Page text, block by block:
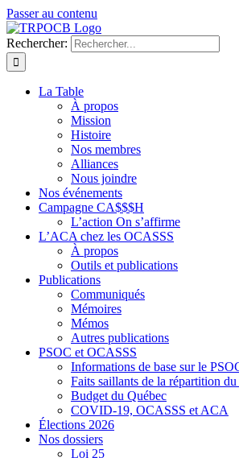
Passer au contenu
Rechercher:
La Table
À propos
Mission
Histoire
Nos membres
Alliances
Nous joindre
Nos événements
Campagne CA$$$H
L’action On s’affirme
L’ACA chez les OCASSS
À propos
Outils et publications
Publications
Communiqués
Mémoires
Mémos
Autres publications
PSOC et OCASSS
Informations de base sur le
Faits saillants de la répartition
Budget du Québec
COVID-19, OCASSS et ACA
Élections 2026
Nos dossiers
Loi 25